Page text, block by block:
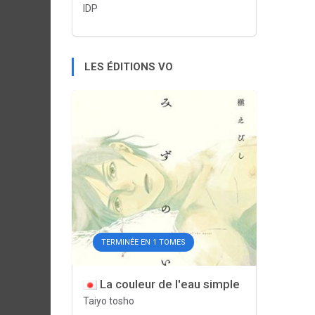
IDP
LES ÉDITIONS VO
TERMINÉE EN 1 TOMES
La couleur de l'eau simple
Taiyo tosho